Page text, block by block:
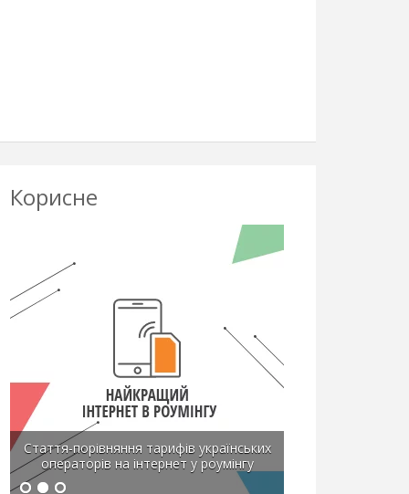
Корисне
Стаття-порівняння тарифів українських
операторів на інтернет у роумінгу